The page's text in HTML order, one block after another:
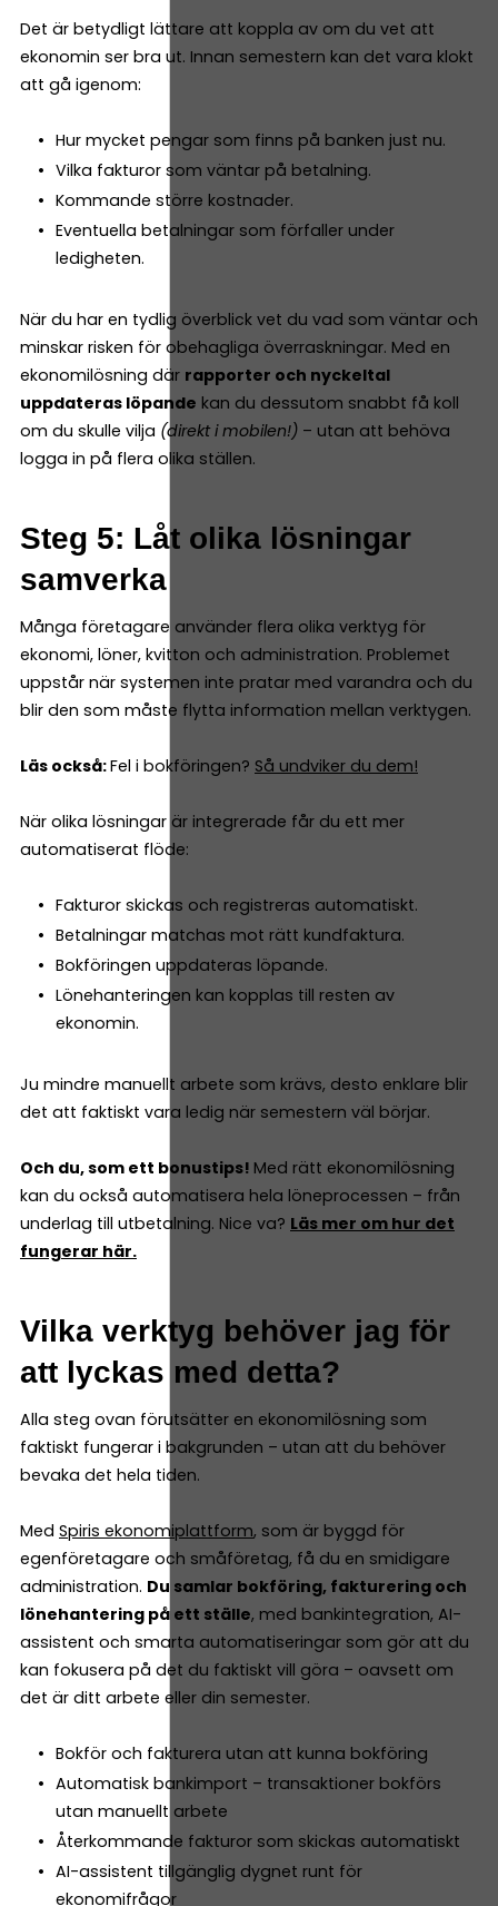
Det är betydligt lättare att koppla av om du vet att
ekonomin ser bra ut. Innan semestern kan det vara klokt
att gå igenom:
Hur mycket pengar som finns på banken just nu.
Vilka fakturor som väntar på betalning.
Kommande större kostnader.
Eventuella betalningar som förfaller under
ledigheten.
När du har en tydlig överblick vet du vad som väntar och
minskar risken för obehagliga överraskningar. Med en
ekonomilösning där rapporter och nyckeltal
uppdateras löpande kan du dessutom snabbt få koll
om du skulle vilja (direkt i mobilen!) – utan att behöva
logga in på flera olika ställen.
Steg 5: Låt olika lösningar
samverka
Många företagare använder flera olika verktyg för
ekonomi, löner, kvitton och administration. Problemet
uppstår när systemen inte pratar med varandra och du
blir den som måste flytta information mellan verktygen.
Läs också:Fel i bokföringen? Så undviker du dem!
När olika lösningar är integrerade får du ett mer
automatiserat flöde:
Fakturor skickas och registreras automatiskt.
Betalningar matchas mot rätt kundfaktura.
Bokföringen uppdateras löpande.
Lönehanteringen kan kopplas till resten av
ekonomin.
Ju mindre manuellt arbete som krävs, desto enklare blir
det att faktiskt vara ledig när semestern väl börjar.
Och du, som ett bonustips! Med rätt ekonomilösning
kan du också automatisera hela löneprocessen – från
underlag till utbetalning. Nice va? Läs mer om hur det
fungerar här.
Vilka verktyg behöver jag för
att lyckas med detta?
Alla steg ovan förutsätter en ekonomilösning som
faktiskt fungerar i bakgrunden – utan att du behöver
bevaka det hela tiden.
Med Spiris ekonomiplattform, som är byggd för
egenföretagare och småföretag, få du en smidigare
administration. Du samlar bokföring, fakturering och
lönehantering på ett ställe, med bankintegration, AI-
assistent och smarta automatiseringar som gör att du
kan fokusera på det du faktiskt vill göra – oavsett om
det är ditt arbete eller din semester.
Bokför och fakturera utan att kunna bokföring
Automatisk bankimport – transaktioner bokförs
utan manuellt arbete
Återkommande fakturor som skickas automatiskt
AI-assistent tillgänglig dygnet runt för
ekonomifrågor